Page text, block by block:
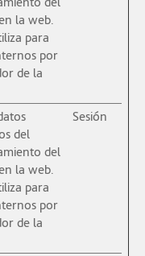
la web.
para
por
de la
del
del
la web.
para
por
de la
Sesión